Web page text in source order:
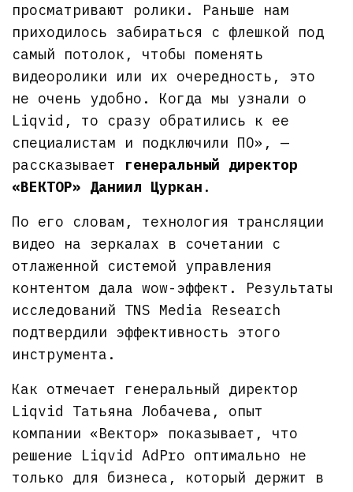
просматривают ролики. Раньше нам
приходилось забираться с флешкой под
самый потолок, чтобы поменять
видеоролики или их очередность, это
не очень удобно. Когда мы узнали о
Liqvid, то сразу обратились к ее
специалистам и подключили ПО», —
рассказывает генеральный директор
«ВЕКТОР» Даниил Цуркан .
По его словам, технология трансляции
видео на зеркалах в сочетании с
отлаженной системой управления
контентом дала wow-эффект. Результаты
исследований TNS Media Research
подтвердили эффективность этого
инструмента.
Как отмечает генеральный директор
Liqvid Татьяна Лобачева, опыт
компании «Вектор» показывает, что
решение Liqvid AdPro оптимально не
только для бизнеса, который держит в